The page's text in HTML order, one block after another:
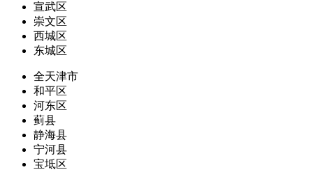
宣武区
崇文区
西城区
东城区
全天津市
和平区
河东区
蓟县
静海县
宁河县
宝坻区